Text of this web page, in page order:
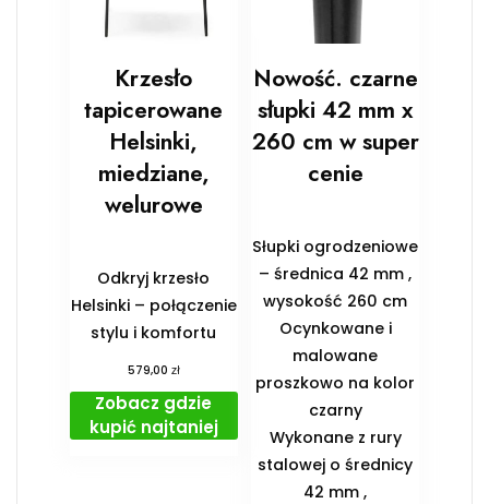
Krzesło
tapicerowane
Helsinki,
miedziane,
welurowe
Odkryj krzesło
Helsinki – połączenie
stylu i komfortu
579,00 zł
Zobacz gdzie
kupić najtaniej
Nowość. czarne
słupki 42 mm x
260 cm w super
cenie
Słupki ogrodzeniowe
– średnica 42 mm ,
wysokość 260 cm
Ocynkowane i
malowane
proszkowo na kolor
czarny
Wykonane z rury
stalowej o średnicy
42 mm ,